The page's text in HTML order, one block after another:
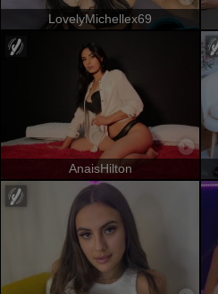
LovelyMichellex69
AnaisHilton